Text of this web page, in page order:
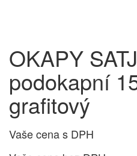
OKAPY
podokapní
grafitový
Vaše cena s DPH